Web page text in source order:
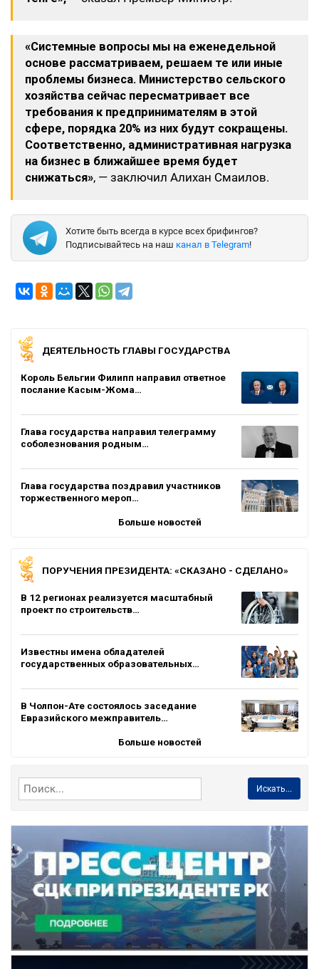
«Системные вопросы мы на еженедельной
основе рассматриваем, решаем те или иные
проблемы бизнеса. Министерство сельского
хозяйства сейчас пересматривает все
требования к предпринимателям в этой
сфере, порядка 20% из них будут сокращены.
Соответственно, административная нагрузка
на бизнес в ближайшее время будет
снижаться», — заключил Алихан Смаилов.
Хотите быть всегда в курсе всех брифингов?
Подписывайтесь на наш канал в Telegram!
ДЕЯТЕЛЬНОСТЬ ГЛАВЫ ГОСУДАРСТВА
Король Бельгии Филипп направил ответное
послание Касым-Жома…
Глава государства направил телеграмму
соболезнования родным…
Глава государства поздравил участников
торжественного мероп…
Больше новостей
ПОРУЧЕНИЯ ПРЕЗИДЕНТА: «СКАЗАНО - СДЕЛАНО»
В 12 регионах реализуется масштабный
проект по строительств…
Известны имена обладателей
государственных образовательных…
В Чолпон-Ате состоялось заседание
Евразийского межправитель…
Больше новостей
Искать...